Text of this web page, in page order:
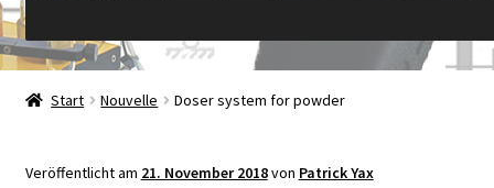
Start
Start Nouvelle Doser system for powder
Veröffentlicht am 21. November 2018von Patrick Yax